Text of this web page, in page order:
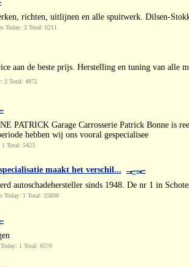
richten, uitlijnen en alle spuitwerk. Dilsen-
Today: 2 Total: 6211
aan de beste prijs. Herstelling en tuning van alle
2 Total: 4872
PATRICK Garage Carrosserie Patrick Bonne is
hebben wij ons vooral gespecialisee
Total: 5423
maakt het verschil...
autoschadehersteller sinds 1948. De nr 1 in
Today: 1 Total: 25898
1 Total: 6570